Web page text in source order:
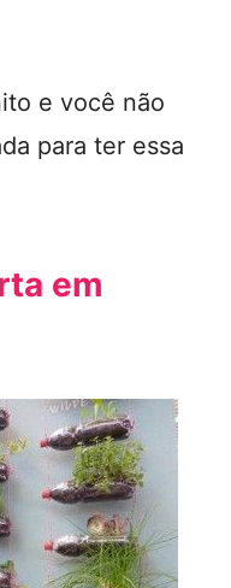
e você não
para ter essa
em